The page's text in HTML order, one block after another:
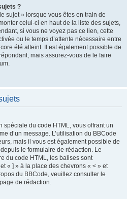
?
sujet » lorsque vous êtes en train de
celui-ci en haut de la liste des sujets,
si vous ne voyez pas ce lien, cette
ou le temps d’attente nécessaire entre
été atteint. Il est également possible de
mais assurez-vous de le faire
spéciale du code HTML, vous offrant un
d’un message. L’utilisation du BBCode
mais il vous est également possible de
le formulaire de rédaction. Le
du code HTML, les balises sont
« ] » à la place des chevrons « < » et
du BBCode, veuillez consulter le
de rédaction.